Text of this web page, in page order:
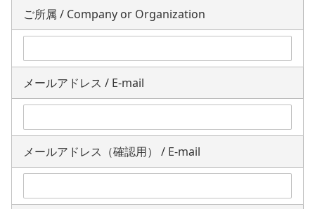
ご所属 / Company or Organization
メールアドレス / E-mail
メールアドレス（確認用） / E-mail